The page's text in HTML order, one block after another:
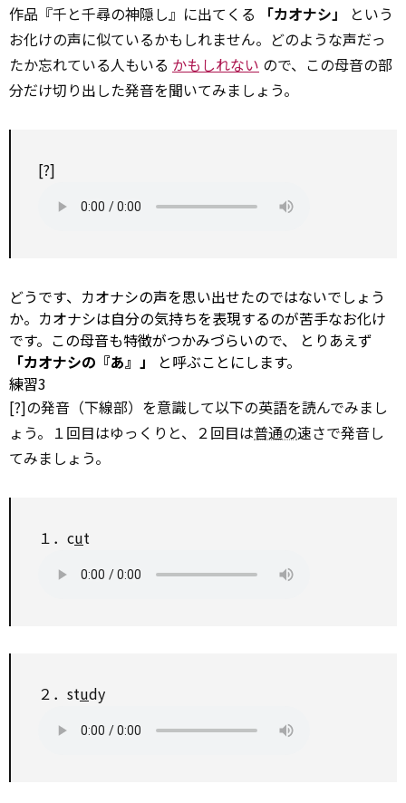
作品『千と千尋の神隠し』に出てくる
「カオナシ」
という
お化けの声に似ているかもしれません。どのような声だっ
たか忘れている人もいる かもしれない ので、この母音の部
分だけ切り出した発音を聞いてみましょう。
[?]
どうです、カオナシの声を思い出せたのではないでしょう
か。カオナシは自分の気持ちを表現するのが苦手なお化け
です。この母音も特徴がつかみづらいので、
とりあえず
「カオナシの『あ』」
と呼ぶことにします。
練習3
[?]の発音（下線部）を意識して以下の英語を読んでみまし
ょう。１回目はゆっくりと、２回目は普通の速さで発音し
てみましょう。
１．cut
２．study